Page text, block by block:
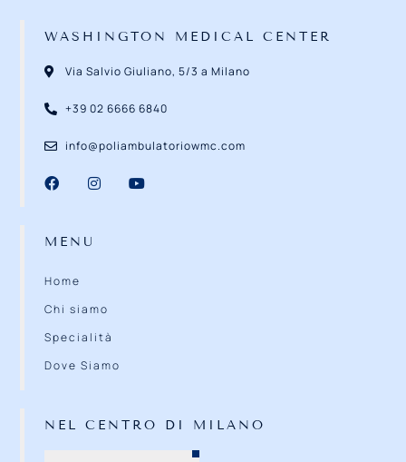
WASHINGTON MEDICAL CENTER
Via Salvio Giuliano, 5/3 a Milano
+39 02 6666 6840
info@poliambulatoriowmc.com
MENU
Home
Chi siamo
Specialità
Dove Siamo
NEL CENTRO DI MILANO